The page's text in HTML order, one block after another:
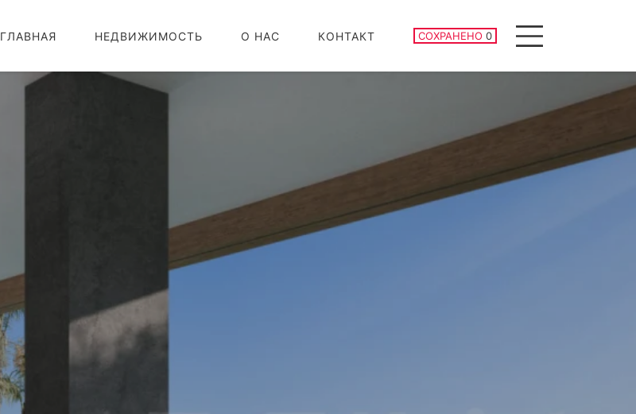
ГЛАВНАЯ НЕДВИЖИМОСТЬ О НАС КОНТАКТ СОХРАНЕНО 0
СОХРАНЕННЫЕ ОБЪЕКТЫ
Menu